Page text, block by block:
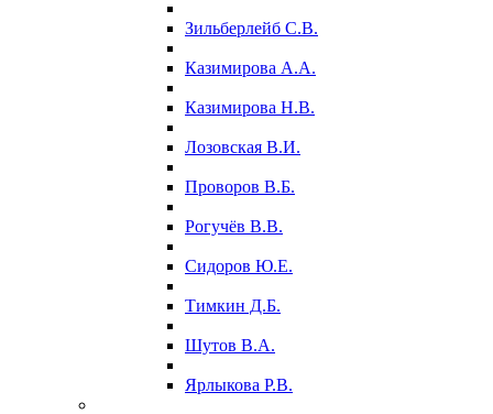
Зильберлейб С.В.
Казимирова А.А.
Казимирова Н.В.
Лозовская В.И.
Проворов В.Б.
Рогучёв В.В.
Сидоров Ю.Е.
Тимкин Д.Б.
Шутов В.А.
Ярлыкова Р.В.